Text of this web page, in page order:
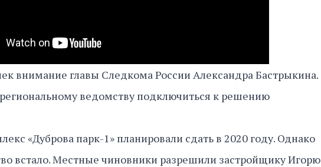
внимание главы Следкома России Александра Бастрыкина.
региональному ведомству подключиться к решению
«Дуброва парк-1» планировали сдать в 2020 году. Однако
встало. Местные чиновники разрешили застройщику Игорю